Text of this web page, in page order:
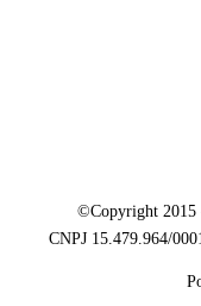
©Copyright 2015
CNPJ 15.479.964/